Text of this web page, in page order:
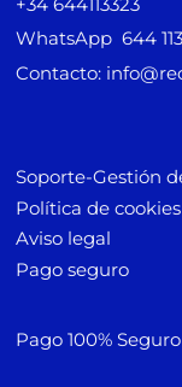
WhatsApp 644
Contacto:
Soporte-Gestión
Política de
Aviso legal
Pago seguro
Pago 100% Seguro